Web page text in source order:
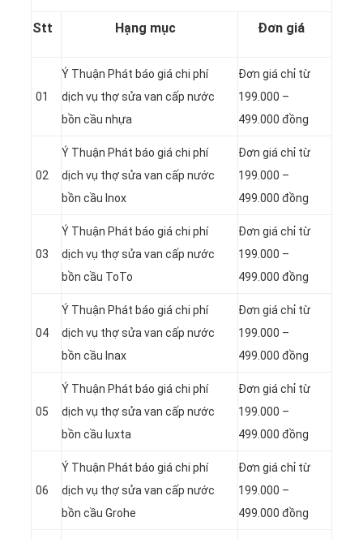
Stt Hạng mục Đơn giá
01
Ý Thuận Phát báo giá chi phí
dịch vụ thợ sửa van cấp nước
bồn cầu nhựa
Đơn giá chỉ từ
199.000 –
499.000 đồng
02
Ý Thuận Phát báo giá chi phí
dịch vụ thợ sửa van cấp nước
bồn cầu Inox
Đơn giá chỉ từ
199.000 –
499.000 đồng
03
Ý Thuận Phát báo giá chi phí
dịch vụ thợ sửa van cấp nước
bồn cầu ToTo
Đơn giá chỉ từ
199.000 –
499.000 đồng
04
Ý Thuận Phát báo giá chi phí
dịch vụ thợ sửa van cấp nước
bồn cầu Inax
Đơn giá chỉ từ
199.000 –
499.000 đồng
05
Ý Thuận Phát báo giá chi phí
dịch vụ thợ sửa van cấp nước
bồn cầu Iuxta
Đơn giá chỉ từ
199.000 –
499.000 đồng
06
Ý Thuận Phát báo giá chi phí
dịch vụ thợ sửa van cấp nước
bồn cầu Grohe
Đơn giá chỉ từ
199.000 –
499.000 đồng